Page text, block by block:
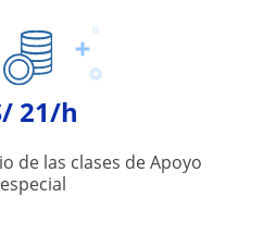
21/h
de las clases de Apoyo
especial